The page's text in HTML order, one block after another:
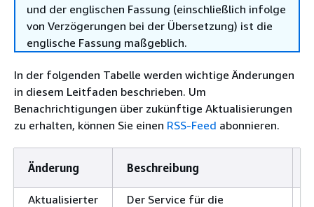
und der englischen Fassung (einschließlich infolge
von Verzögerungen bei der Übersetzung) ist die
englische Fassung maßgeblich.
In der folgenden Tabelle werden wichtige Änderungen
in diesem Leitfaden beschrieben. Um
Benachrichtigungen über zukünftige Aktualisierungen
zu erhalten, können Sie einen RSS-Feed abonnieren.
Änderung Beschreibung
Aktualisierter
Der Service für die